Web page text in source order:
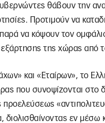
θάβουν την
Προτιμούν να
να κόψουν τον
εξάρτησης της χώρας από
και «Εταίρων», το
που συνοψίζονται στο
εν μέσω